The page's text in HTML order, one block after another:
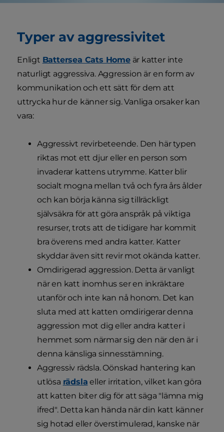
Typer av aggressivitet
Enligt Battersea Cats Homeär katter inte
naturligt aggressiva. Aggression är en form av
kommunikation och ett sätt för dem att
uttrycka hur de känner sig. Vanliga orsaker kan
vara:
Aggressivt revirbeteende. Den här typen
riktas mot ett djur eller en person som
invaderar kattens utrymme. Katter blir
socialt mogna mellan två och fyra års ålder
och kan börja känna sig tillräckligt
självsäkra för att göra anspråk på viktiga
resurser, trots att de tidigare har kommit
bra överens med andra katter. Katter
skyddar även sitt revir mot okända katter.
Omdirigerad aggression. Detta är vanligt
när en katt inomhus ser en inkräktare
utanför och inte kan nå honom. Det kan
sluta med att katten omdirigerar denna
aggression mot dig eller andra katter i
hemmet som närmar sig den när den är i
denna känsliga sinnesstämning.
Aggressiv rädsla. Oönskad hantering kan
utlösa rädsla eller irritation, vilket kan göra
att katten biter dig för att säga "lämna mig
ifred". Detta kan hända när din katt känner
sig hotad eller överstimulerad, kanske när